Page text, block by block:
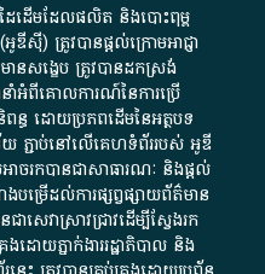
ៃ​ដើម​ដែល​ផលិត​ និង​បោះពុម្ព​
ស៊ី)​ ត្រូវ​បាន​ផ្តល់​ក្រោម​អាជ្ញា
ន​សង្ខេប​ ត្រូវ​បាន​ដកស្រង់​
អំពី​គោលការណ៍​នៃ​ការ​ប្រើ
ន្ធ ដោយ​ប្រភពដើម​នៃ​​អត្ថបទ
យ ​ភ្ជាប់​នៅ​លើ​គេហទំព័រ​របស់​ អូ​ឌី​
ច​រក​បានជា​សាធារណៈ​ និង​ផ្តល់​
រើ​ដល់ការ​ផ្សព្វផ្សាយ​ព័ត៌មាន​
េវា​ស្រាវជ្រាវ​ដើម្បី​ស្វែងរក
ោយ​ភ្នាក់ងារ​រដ្ឋាភិបាល​ និង